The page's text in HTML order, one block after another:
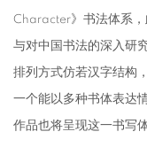
Character》书法体系
与对中国书法的深入研
排列方式仿若汉字结构
一个能以多种书体表达
作品也将呈现这一书写